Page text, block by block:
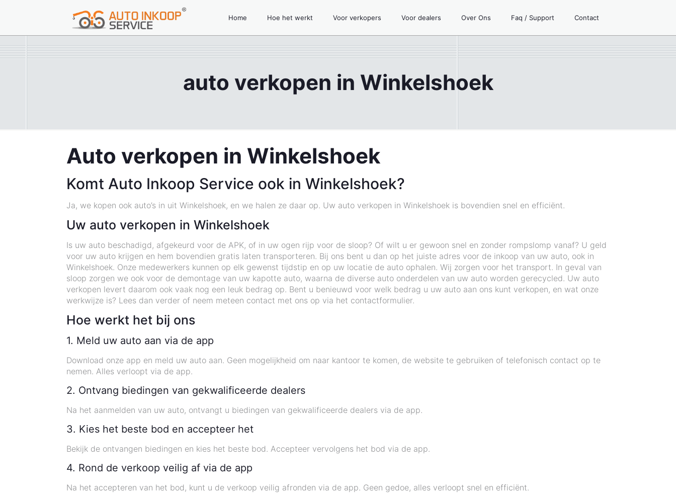
Home Hoe het werkt Voor verkopers Voor dealers Over Ons Faq / Support Contact
auto verkopen in Winkelshoek
Auto verkopen in Winkelshoek
Komt Auto Inkoop Service ook in Winkelshoek?
Ja, we kopen ook auto’s in uit Winkelshoek, en we halen ze daar op. Uw auto verkopen in Winkelshoek is bovendien snel en efficiënt.
Uw auto verkopen in Winkelshoek
Is uw auto beschadigd, afgekeurd voor de APK, of in uw ogen rijp voor de sloop? Of wilt u er gewoon snel en zonder rompslomp vanaf? U geld
voor uw auto krijgen en hem bovendien gratis laten transporteren. Bij ons bent u dan op het juiste adres voor de inkoop van uw auto, ook in
Winkelshoek. Onze medewerkers kunnen op elk gewenst tijdstip en op uw locatie de auto ophalen. Wij zorgen voor het transport. In geval van
sloop zorgen we ook voor de demontage van uw kapotte auto, waarna de diverse auto onderdelen van uw auto worden gerecycled. Uw auto
verkopen levert daarom ook vaak nog een leuk bedrag op. Bent u benieuwd voor welk bedrag u uw auto aan ons kunt verkopen, en wat onze
werkwijze is? Lees dan verder of neem meteen contact met ons op via het contactformulier.
Hoe werkt het bij ons
1. Meld uw auto aan via de app
Download onze app en meld uw auto aan. Geen mogelijkheid om naar kantoor te komen, de website te gebruiken of telefonisch contact op te
nemen. Alles verloopt via de app.
2. Ontvang biedingen van gekwalificeerde dealers
Na het aanmelden van uw auto, ontvangt u biedingen van gekwalificeerde dealers via de app.
3. Kies het beste bod en accepteer het
Bekijk de ontvangen biedingen en kies het beste bod. Accepteer vervolgens het bod via de app.
4. Rond de verkoop veilig af via de app
Na het accepteren van het bod, kunt u de verkoop veilig afronden via de app. Geen gedoe, alles verloopt snel en efficiënt.